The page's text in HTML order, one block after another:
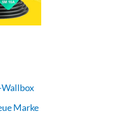
Marke